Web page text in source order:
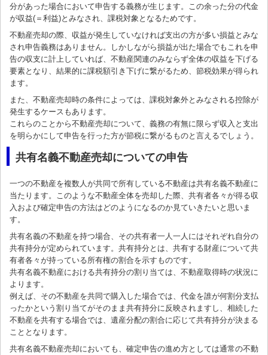
分があった場合において申告する義務が生じます。この余った分の代金
が収益(＝利益)とみなされ、課税対象となるためです。
不動産売却の際、収益が発生していなければ支出の方が多い損益とみな
され申告義務はありません。しかしながら損益が出た場合でもこれを申
告の収支に計上していれば、不動産関連のみならず全体の収益を下げる
要素となり、結果的に課税額引き下げに繋がるため、節税効果が得られ
ます。
また、不動産売却時の条件によっては、課税対象外とみなされる控除が
発生するケースもあります。
これらのことから不動産売却について、義務の有無に限らず収入と支出
を明らかにして申告を行った方が節税に繋がるものと言えるでしょう。
共有名義不動産売却についての申告
一つの不動産を複数人が共同で所有している不動産は共有名義不動産に
当たります。このような不動産全体を売却した際、共有者各々が得る収
入および確定申告の方法はどのようになるのか見ていきたいと思いま
す。
共有名義の不動産を持つ場合、その共有者一人一人にはそれぞれ自分の
共有持分が定められています。共有持分とは、共有する財産について共
有者各々が持っている所有権の割合を示すものです。
共有名義不動産における共有持分の割り当ては、不動産取得時の状況に
よります。
例えば、その不動産を共同で購入した場合では、代金を誰が何割分支払
ったかという割り当てがそのまま共有持分に反映されますし、相続した
不動産を共有する場合では、遺産分配の割合に応じて共有持分が決まる
こととなります。
共有名義不動産売却においても、確定申告の進め方としては通常の不動